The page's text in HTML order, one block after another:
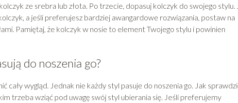
ze srebra lub złota. Po trzecie, dopasuj kolczyk do swojego stylu.
a jeśli preferujesz bardziej awangardowe rozwiązania, postaw na
Pamiętaj, że kolczyk w nosie to element Twojego stylu i powinien
do noszenia go?
wygląd. Jednak nie każdy styl pasuje do noszenia go. Jak
trzeba wziąć pod uwagę swój styl ubierania się. Jeśli preferujemy